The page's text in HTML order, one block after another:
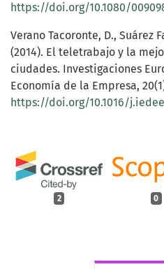
2 0
https://doi.org/10.1080/
Verano Tacoronte, D., Suárez
(2014). El teletrabajo y la
ciudades. Investigaciones
Economía de la Empresa,
https://doi.org/10.1016/